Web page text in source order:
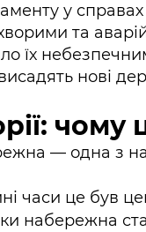
у справах
хворими та
їх
нові
— одна з
часи це був
набережна